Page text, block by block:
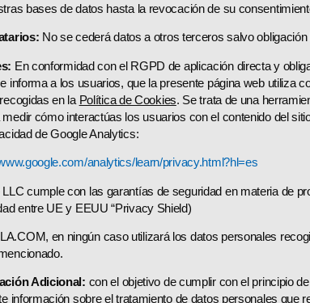
bases de datos hasta la revocación de su
No se cederá datos a otros terceros salvo obligación
En conformidad con el RGPD de aplicación directa y
informa a los usuarios, que la presente página web utiliza
en la Política de Cookies. Se trata de una
cómo interactúas los usuarios con el contenido del
de Google Analytics:
analytics/learn/privacy.html?hl=es
LLC cumple con las garantías de seguridad en materia de
entre UE y EEUU “Privacy Shield)
en ningún caso utilizará los datos personales
Adicional: con el objetivo de cumplir con el principio
información sobre el tratamiento de datos personales que